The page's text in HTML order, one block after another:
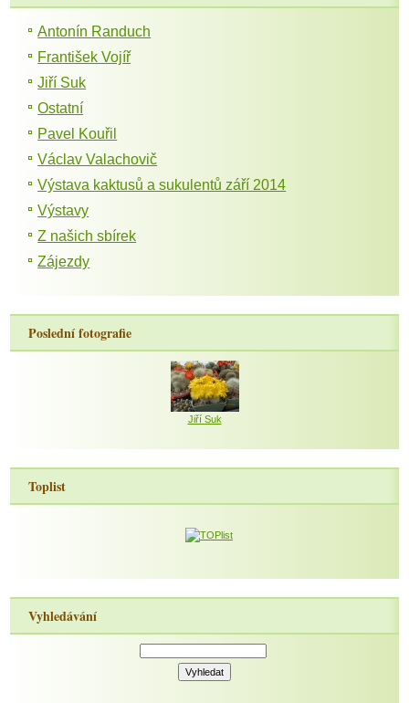
Antonín Randuch
František Vojíř
Jiří Suk
Ostatní
Pavel Kouřil
Václav Valachovič
Výstava kaktusů a sukulentů září 2014
Výstavy
Z našich sbírek
Zájezdy
Poslední fotografie
Jiří Suk
Toplist
Vyhledávání